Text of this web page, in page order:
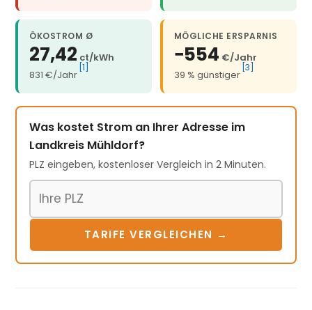
ÖKOSTROM Ø
27,42 ct/kWh
831 €/Jahr
[1]
MÖGLICHE ERSPARNIS
−554 €/Jahr
39 % günstiger
[3]
Was kostet Strom an Ihrer Adresse im
Landkreis Mühldorf?
PLZ eingeben, kostenloser Vergleich in 2 Minuten.
TARIFE VERGLEICHEN →